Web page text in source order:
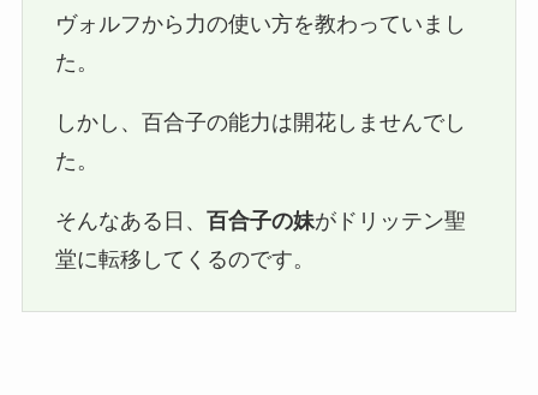
ヴォルフから力の使い方を教わっていまし
た。
しかし、百合子の能力は開花しませんでし
た。
そんなある日、 百合子の妹がドリッテン聖
堂に転移してくるのです。